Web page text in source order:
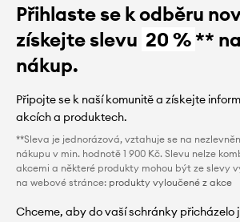
Přihlaste se k odběru
získejte slevu 20 %**
nákup.
Připojte se k naší komunitě a získejte
akcích a produktech.
**Sleva je jednorázová, vztahuje se na
nákupu v min. hodnotě 1 900 Kč. Slevu nelze
akcemi a některé produkty mohou být ze slevy
na webové stránce: produkty vyloučené z akce
Chceme, aby do vaší schránky přicházelo